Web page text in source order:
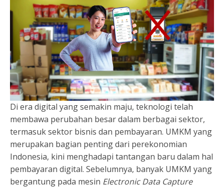
Di era digital yang semakin maju, teknologi telah
membawa perubahan besar dalam berbagai sektor,
termasuk sektor bisnis dan pembayaran. UMKM yang
merupakan bagian penting dari perekonomian
Indonesia, kini menghadapi tantangan baru dalam hal
pembayaran digital. Sebelumnya, banyak UMKM yang
bergantung pada mesin Electronic Data Capture